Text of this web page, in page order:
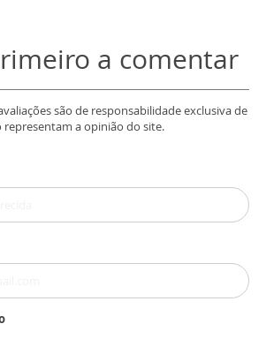
a comentar
são de responsabilidade exclusiva de
representam a opinião do site.